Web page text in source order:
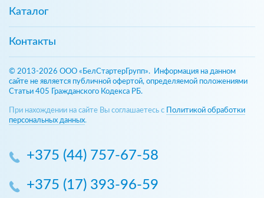
Каталог
Контакты
© 2013-2026 ООО «БелСтартерГрупп». Информация на данном
сайте не является публичной офертой, определяемой положениями
Статьи 405 Гражданского Кодекса РБ.
При нахождении на сайте Вы соглашаетесь с
Политикой обработки
персональных данных.
+375 (44) 757-67-58
+375 (17) 393-96-59